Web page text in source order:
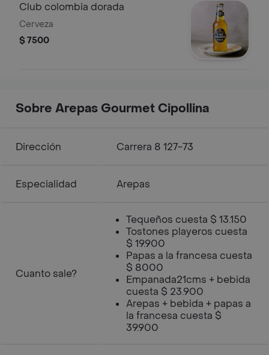
Club colombia dorada
Cerveza
$ 7500
Sobre Arepas Gourmet Cipollina
Dirección Carrera 8 127-73
Especialidad Arepas
Cuanto sale?
Tequeños cuesta $ 13.150
Tostones playeros cuesta
$ 19.900
Papas a la francesa cuesta
$ 8000
Empanada21cms + bebida
cuesta $ 23.900
Arepas + bebida + papas a
la francesa cuesta $
39.900